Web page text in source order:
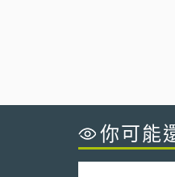
你可能